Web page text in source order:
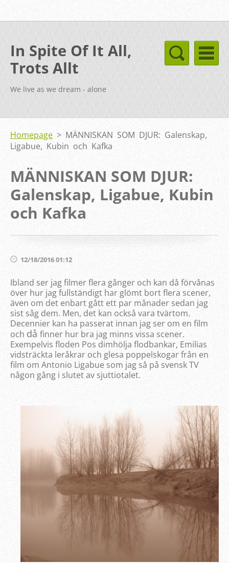
In Spite Of It All,
Trots Allt
We live as we dream - alone
Homepage > MÄNNISKAN SOM DJUR: Galenskap,
Ligabue, Kubin och Kafka
MÄNNISKAN SOM DJUR:
Galenskap, Ligabue, Kubin
och Kafka
12/18/2016 01:12
Ibland ser jag filmer flera gånger och kan då förvånas
över hur jag fullständigt har glömt bort flera scener,
även om det enbart gått ett par månader sedan jag
sist såg dem. Men, det kan också vara tvärtom.
Decennier kan ha passerat innan jag ser om en film
och då finner hur bra jag minns vissa scener.
Exempelvis floden Pos dimhölja flodbankar, Emilias
vidsträckta leråkrar och glesa poppelskogar från en
film om Antonio Ligabue som jag så på svensk TV
någon gång i slutet av sjuttiotalet.